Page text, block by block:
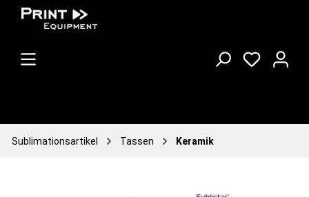
Sublimationsartikel Tassen Keramik